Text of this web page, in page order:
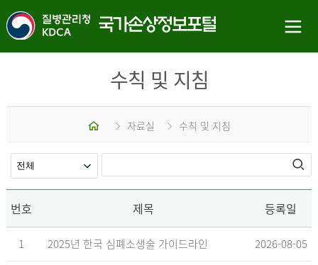
수칙 및 지침
자료실 수칙 및 지침
번호 제목 등록일
1 2025년 한국 심폐소생술 가이드라인 2026-08-05